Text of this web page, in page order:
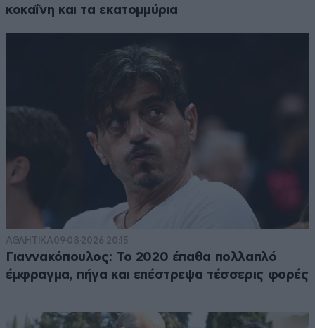
κοκαΐνη και τα εκατομμύρια
ΑΘΛΗΤΙΚΑ09·08·2026 20:15
Γιαννακόπουλος: Το 2020 έπαθα πολλαπλό
έμφραγμα, πήγα και επέστρεψα τέσσερις φορές